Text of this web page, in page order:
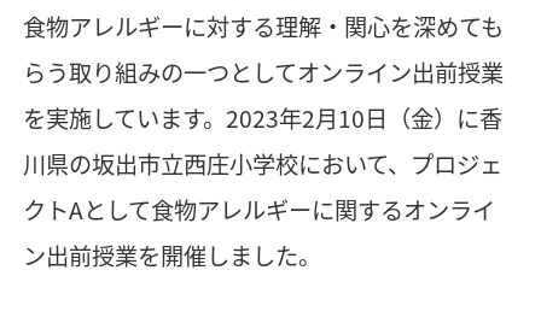
食物アレルギーに対する理解・関心を深めても
らう取り組みの一つとしてオンライン出前授業
を実施しています。2023年2月10日（金）に香
川県の坂出市立西庄小学校において、プロジェ
クトAとして食物アレルギーに関するオンライ
ン出前授業を開催しました。